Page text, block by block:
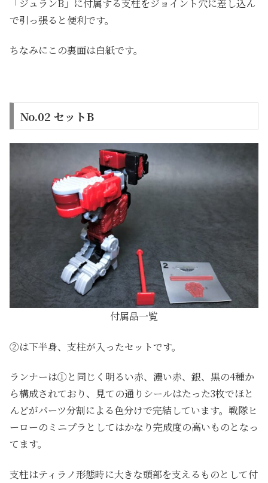
「ジュランB」に付属する支柱をジョイント穴に差し込ん
で引っ張ると便利です。
ちなみにこの裏面は白紙です。
No.02 セットB
付属品一覧
②は下半身、支柱が入ったセットです。
ランナーは①と同じく明るい赤、濃い赤、銀、黒の4種か
ら構成されており、見ての通りシールはたった3枚でほと
んどがパーツ分割による色分けで完結しています。戦隊ヒ
ーローのミニプラとしてはかなり完成度の高いものとなっ
てます。
支柱はティラノ形態時に大きな頭部を支えるものとして付